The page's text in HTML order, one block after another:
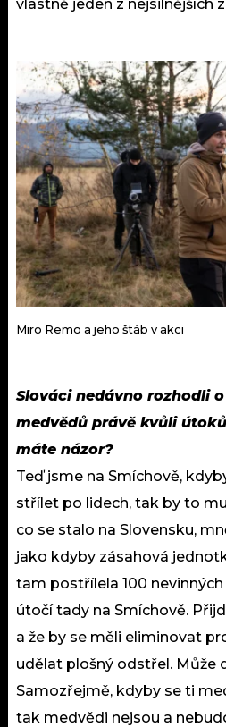
vlastně jeden z nejsilnějších
Miro Remo a jeho štáb v akci
Slováci nedávno rozhodli
medvědů právě kvůli
máte názor?
Teď jsme na Smíchově,
střílet po lidech, tak by to
co se stalo na Slovensku,
jako kdyby zásahová
tam postřílela 100
útočí tady na Smíchově.
a že by se měli eliminovat
udělat plošný odstřel. Může
Samozřejmě, kdyby se ti
tak medvědi nejsou a